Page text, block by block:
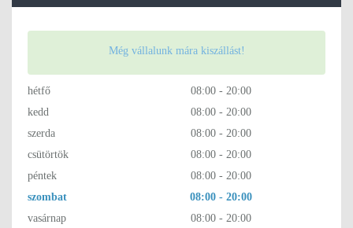
Még vállalunk mára kiszállást!
hétfő
08:00 - 20:00
kedd
08:00 - 20:00
szerda
08:00 - 20:00
csütörtök
08:00 - 20:00
péntek
08:00 - 20:00
szombat
08:00 - 20:00
vasárnap
08:00 - 20:00